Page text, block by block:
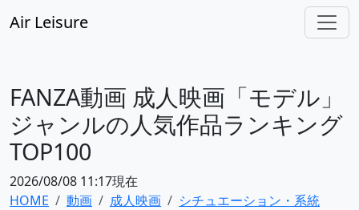
Air Leisure
FANZA動画 成人映画「モデル」
ジャンルの人気作品ランキング
TOP100
2026/08/08 11:17現在
HOME
動画 成人映画 シチュエーション・系統